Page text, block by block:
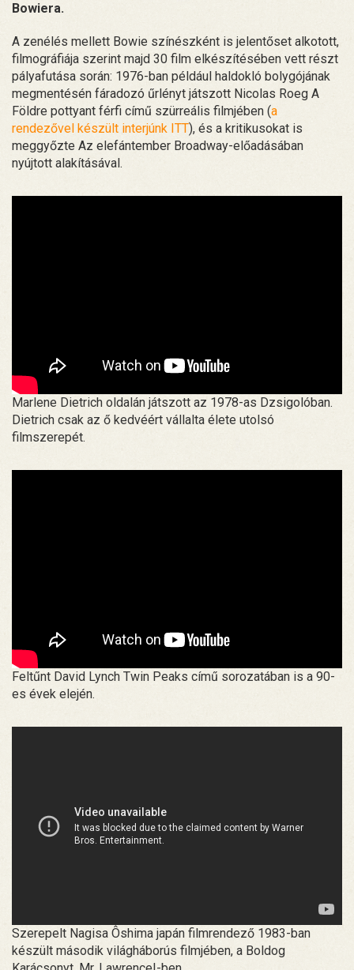
Bowiera.
A zenélés mellett Bowie színészként is jelentőset alkotott,
filmográfiája szerint majd 30 film elkészítésében vett részt
pályafutása során: 1976-ban például haldokló bolygójának
megmentésén fáradozó űrlényt játszott Nicolas Roeg A
Földre pottyant férfi című szürreális filmjében (a
rendezővel készült interjúnk ITT), és a kritikusokat is
meggyőzte Az elefántember Broadway-előadásában
nyújtott alakításával.
Marlene Dietrich oldalán játszott az 1978-as Dzsigolóban.
Dietrich csak az ő kedvéért vállalta élete utolsó
filmszerepét.
Feltűnt David Lynch Twin Peaks című sorozatában is a 90-
es évek elején.
Szerepelt Nagisa Ôshima japán filmrendező 1983-ban
készült második világháborús filmjében, a Boldog